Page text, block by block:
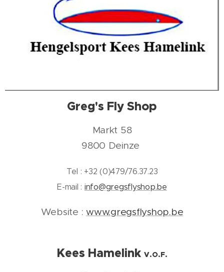
Greg's Fly Shop
Markt 58
9800 Deinze
Tel : +32 (0)479/76.37.23
E-mail : info@gregsflyshop.be
Website :www.gregsflyshop.be
Kees Hamelink V.O.F.